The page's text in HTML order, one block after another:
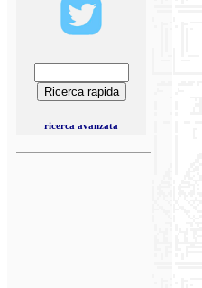
ricerca avanzata